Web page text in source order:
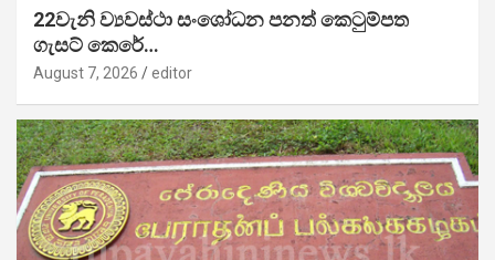
22වැනි ව්‍යවස්ථා සංශෝධන පනත් කෙටුම්පත
ගැසට් කෙරේ…
August 7, 2026 editor